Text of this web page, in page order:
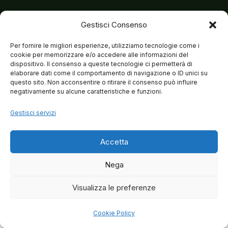
Gestisci Consenso
Per fornire le migliori esperienze, utilizziamo tecnologie come i
cookie per memorizzare e/o accedere alle informazioni del
dispositivo. Il consenso a queste tecnologie ci permetterà di
elaborare dati come il comportamento di navigazione o ID unici su
questo sito. Non acconsentire o ritirare il consenso può influire
negativamente su alcune caratteristiche e funzioni.
Gestisci servizi
Accetta
Nega
Visualizza le preferenze
Cookie Policy